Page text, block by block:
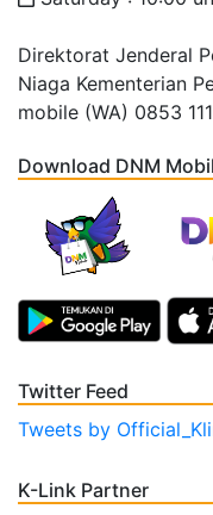
Direktorat Jenderal
Niaga Kementerian
mobile (WA) 0853
Download DNM
Twitter Feed
Tweets by
K-Link Partner